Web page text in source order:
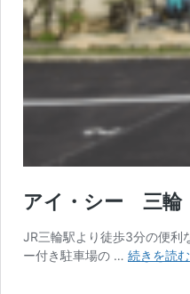
アイ・シー 三輪
JR三輪駅より徒歩3分の便利
ー付き駐車場の … 続きを読む